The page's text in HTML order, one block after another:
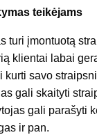
teikėjams
turi įmontuotą
klientai labai
kurti savo
gali skaityti
gali parašyti
ir pan.